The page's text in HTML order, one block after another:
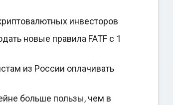
инвесторов
новые правила FATF с 1
из России оплачивать
больше пользы, чем в